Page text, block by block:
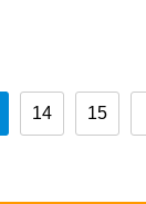
14 15